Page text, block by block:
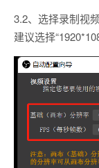
3.2、选择录制视
建议选择